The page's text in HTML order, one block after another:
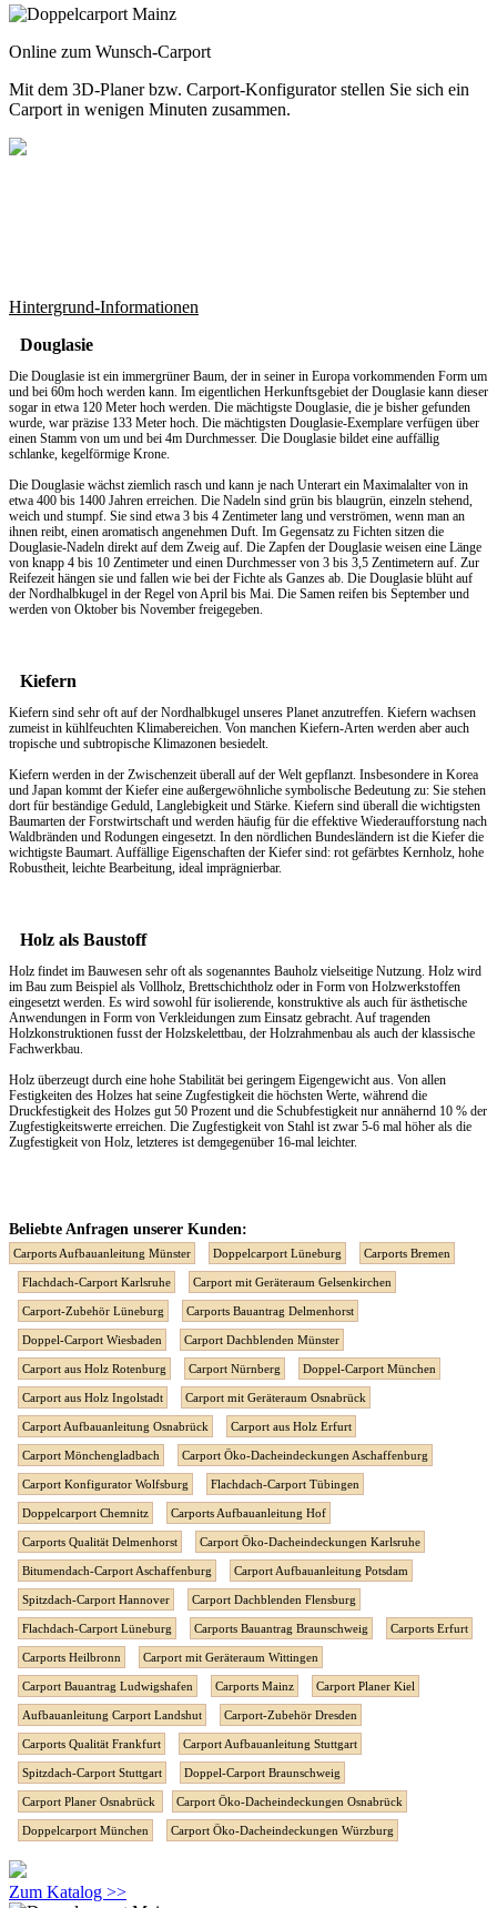
Online zum Wunsch-Carport
Mit dem 3D-Planerbzw. Carport-Konfiguratorstellen Sie sich ein
Carport in wenigen Minuten zusammen.
Hintergrund-Informationen
Douglasie
Die Douglasie ist ein immergrüner Baum, der in seiner in Europa vorkommenden Form um
und bei 60m hoch werden kann. Im eigentlichen Herkunftsgebiet der Douglasie kann dieser
sogar in etwa 120 Meter hoch werden. Die mächtigste Douglasie, die je bisher gefunden
wurde, war präzise 133 Meter hoch. Die mächtigsten Douglasie-Exemplare verfügen über
einen Stamm von um und bei 4m Durchmesser. Die Douglasie bildet eine auffällig
schlanke, kegelförmige Krone.
Die Douglasie wächst ziemlich rasch und kann je nach Unterart ein Maximalalter von in
etwa 400 bis 1400 Jahren erreichen. Die Nadeln sind grün bis blaugrün, einzeln stehend,
weich und stumpf. Sie sind etwa 3 bis 4 Zentimeter lang und verströmen, wenn man an
ihnen reibt, einen aromatisch angenehmen Duft. Im Gegensatz zu Fichten sitzen die
Douglasie-Nadeln direkt auf dem Zweig auf. Die Zapfen der Douglasie weisen eine Länge
von knapp 4 bis 10 Zentimeter und einen Durchmesser von 3 bis 3,5 Zentimetern auf. Zur
Reifezeit hängen sie und fallen wie bei der Fichte als Ganzes ab. Die Douglasie blüht auf
der Nordhalbkugel in der Regel von April bis Mai. Die Samen reifen bis September und
werden von Oktober bis November freigegeben.
Kiefern
Kiefern sind sehr oft auf der Nordhalbkugel unseres Planet anzutreffen. Kiefern wachsen
zumeist in kühlfeuchten Klimabereichen. Von manchen Kiefern-Arten werden aber auch
tropische und subtropische Klimazonen besiedelt.
Kiefern werden in der Zwischenzeit überall auf der Welt gepflanzt. Insbesondere in Korea
und Japan kommt der Kiefer eine außergewöhnliche symbolische Bedeutung zu: Sie stehen
dort für beständige Geduld, Langlebigkeit und Stärke. Kiefern sind überall die wichtigsten
Baumarten der Forstwirtschaft und werden häufig für die effektive Wiederaufforstung nach
Waldbränden und Rodungen eingesetzt. In den nördlichen Bundesländern ist die Kiefer die
wichtigste Baumart. Auffällige Eigenschaften der Kiefer sind: rot gefärbtes Kernholz, hohe
Robustheit, leichte Bearbeitung, ideal imprägnierbar.
Holz als Baustoff
Holz findet im Bauwesen sehr oft als sogenanntes Bauholz vielseitige Nutzung. Holz wird
im Bau zum Beispiel als Vollholz, Brettschichtholz oder in Form von Holzwerkstoffen
eingesetzt werden. Es wird sowohl für isolierende, konstruktive als auch für ästhetische
Anwendungen in Form von Verkleidungen zum Einsatz gebracht. Auf tragenden
Holzkonstruktionen fusst der Holzskelettbau, der Holzrahmenbau als auch der klassische
Fachwerkbau.
Holz überzeugt durch eine hohe Stabilität bei geringem Eigengewicht aus. Von allen
Festigkeiten des Holzes hat seine Zugfestigkeit die höchsten Werte, während die
Druckfestigkeit des Holzes gut 50 Prozent und die Schubfestigkeit nur annähernd 10 % der
Zugfestigkeitswerte erreichen. Die Zugfestigkeit von Stahl ist zwar 5-6 mal höher als die
Zugfestigkeit von Holz, letzteres ist demgegenüber 16-mal leichter.
Beliebte Anfragen unserer Kunden:
Carports Aufbauanleitung Münster Doppelcarport Lüneburg Carports Bremen
Flachdach-Carport Karlsruhe Carport mit Geräteraum Gelsenkirchen
Carport-Zubehör Lüneburg Carports Bauantrag Delmenhorst
Doppel-Carport Wiesbaden Carport Dachblenden Münster
Carport aus Holz Rotenburg Carport Nürnberg Doppel-Carport München
Carport aus Holz Ingolstadt Carport mit Geräteraum Osnabrück
Carport Aufbauanleitung Osnabrück Carport aus Holz Erfurt
Carport Mönchengladbach Carport Öko-Dacheindeckungen Aschaffenburg
Carport Konfigurator Wolfsburg Flachdach-Carport Tübingen
Doppelcarport Chemnitz Carports Aufbauanleitung Hof
Carports Qualität Delmenhorst Carport Öko-Dacheindeckungen Karlsruhe
Bitumendach-Carport Aschaffenburg Carport Aufbauanleitung Potsdam
Spitzdach-Carport Hannover Carport Dachblenden Flensburg
Flachdach-Carport Lüneburg Carports Bauantrag Braunschweig Carports Erfurt
Carports Heilbronn Carport mit Geräteraum Wittingen
Carport Bauantrag Ludwigshafen Carports Mainz Carport Planer Kiel
Aufbauanleitung Carport Landshut Carport-Zubehör Dresden
Carports Qualität Frankfurt Carport Aufbauanleitung Stuttgart
Spitzdach-Carport Stuttgart Doppel-Carport Braunschweig
Carport Planer Osnabrück Carport Öko-Dacheindeckungen Osnabrück
Doppelcarport München Carport Öko-Dacheindeckungen Würzburg
Zum Katalog >>